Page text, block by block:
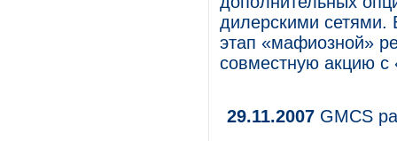
дилерскими сетями.
этап «мафиозной»
совместную акцию с
29.11.2007 GMCS